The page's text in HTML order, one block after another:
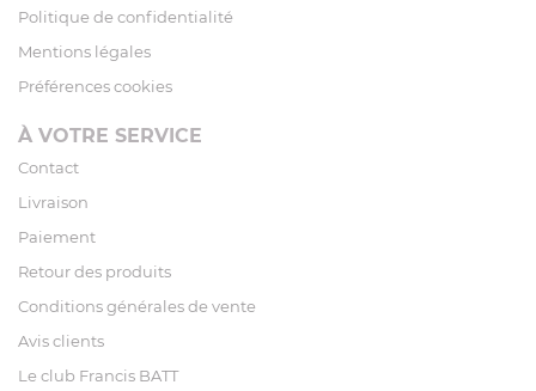
Politique de confidentialité
Mentions légales
Préférences cookies
À VOTRE SERVICE
Contact
Livraison
Paiement
Retour des produits
Conditions générales de vente
Avis clients
Le club Francis BATT